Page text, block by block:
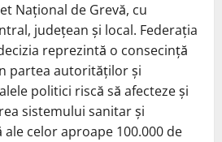
Național de Grevă, cu
județean și local. Federația
reprezintă o consecință
partea autorităților și
politici riscă să afecteze și
sistemului sanitar și
celor aproape 100.000 de